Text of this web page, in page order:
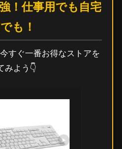
！仕事用でも自宅
も！
すぐ一番お得なストアを
みよう👇